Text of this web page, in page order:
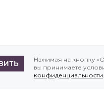
Нажимая на кнопку
вы принимаете
конфиденциальности.